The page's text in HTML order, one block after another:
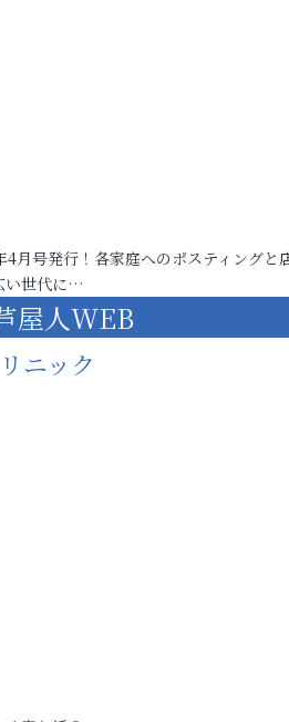
4月号発行！各家庭へのポスティングと
い世代に…
屋人WEB
ニック